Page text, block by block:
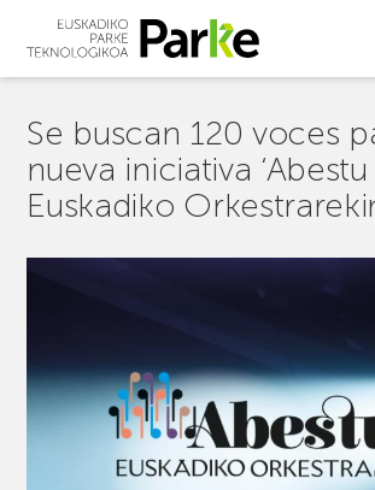
Se buscan 120 voces
nueva iniciativa ‘Abestu
Euskadiko